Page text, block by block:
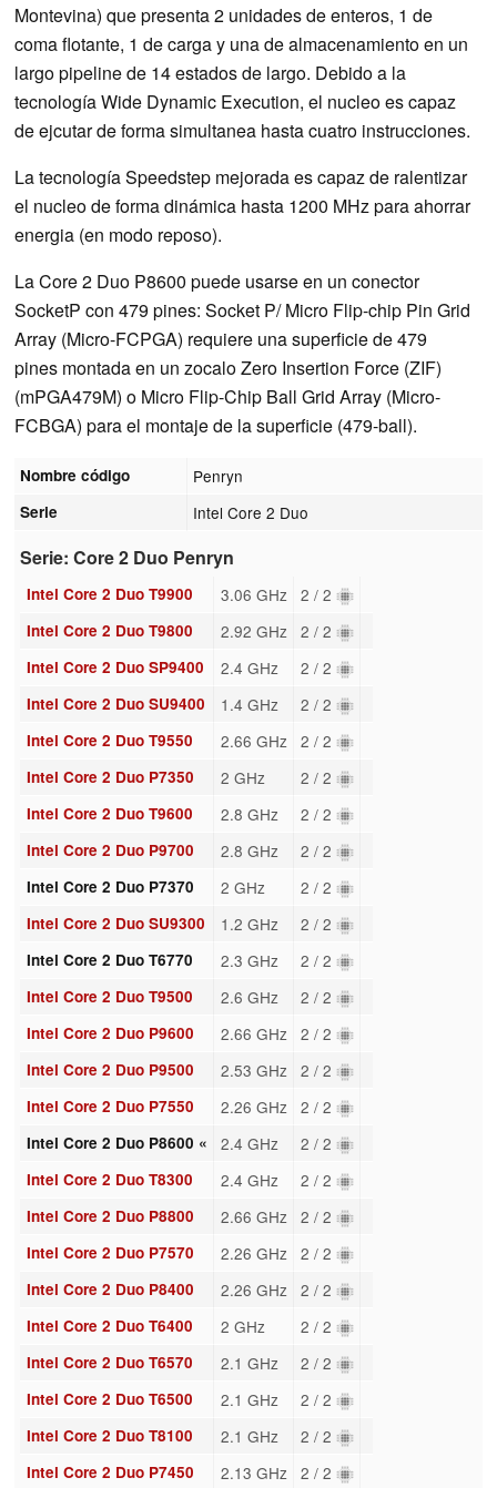
Montevina) que presenta 2 unidades de enteros, 1 de
coma flotante, 1 de carga y una de almacenamiento en un
largo pipeline de 14 estados de largo. Debido a la
tecnología Wide Dynamic Execution, el nucleo es capaz
de ejcutar de forma simultanea hasta cuatro instrucciones.
La tecnología Speedstep mejorada es capaz de ralentizar
el nucleo de forma dinámica hasta 1200 MHz para ahorrar
energia (en modo reposo).
La Core 2 Duo P8600 puede usarse en un conector
SocketP con 479 pines: Socket P/ Micro Flip-chip Pin Grid
Array (Micro-FCPGA) requiere una superficie de 479
pines montada en un zocalo Zero Insertion Force (ZIF)
(mPGA479M) o Micro Flip-Chip Ball Grid Array (Micro-
FCBGA) para el montaje de la superficie (479-ball).
Nombre código Penryn
Serie Intel Core 2 Duo
Serie: Core 2 Duo Penryn
Intel Core 2 Duo T9900 3.06 GHz 2 / 2
Intel Core 2 Duo T9800 2.92 GHz 2 / 2
Intel Core 2 Duo SP9400 2.4 GHz 2 / 2
Intel Core 2 Duo SU9400 1.4 GHz 2 / 2
Intel Core 2 Duo T9550 2.66 GHz 2 / 2
Intel Core 2 Duo P7350 2 GHz 2 / 2
Intel Core 2 Duo T9600 2.8 GHz 2 / 2
Intel Core 2 Duo P9700 2.8 GHz 2 / 2
Intel Core 2 Duo P7370 2 GHz 2 / 2
Intel Core 2 Duo SU9300 1.2 GHz 2 / 2
Intel Core 2 Duo T6770 2.3 GHz 2 / 2
Intel Core 2 Duo T9500 2.6 GHz 2 / 2
Intel Core 2 Duo P9600 2.66 GHz 2 / 2
Intel Core 2 Duo P9500 2.53 GHz 2 / 2
Intel Core 2 Duo P7550 2.26 GHz 2 / 2
Intel Core 2 Duo P8600 « 2.4 GHz 2 / 2
Intel Core 2 Duo T8300 2.4 GHz 2 / 2
Intel Core 2 Duo P8800 2.66 GHz 2 / 2
Intel Core 2 Duo P7570 2.26 GHz 2 / 2
Intel Core 2 Duo P8400 2.26 GHz 2 / 2
Intel Core 2 Duo T6400 2 GHz 2 / 2
Intel Core 2 Duo T6570 2.1 GHz 2 / 2
Intel Core 2 Duo T6500 2.1 GHz 2 / 2
Intel Core 2 Duo T8100 2.1 GHz 2 / 2
Intel Core 2 Duo P7450 2.13 GHz 2 / 2